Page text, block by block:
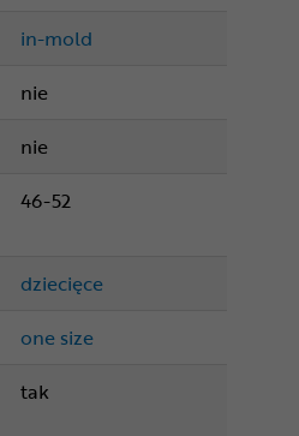
in-mold
nie
nie
46-52
dziecięce
one size
tak